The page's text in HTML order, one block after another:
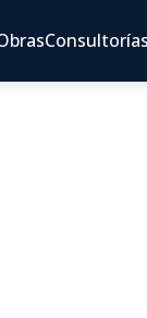
Consultorías